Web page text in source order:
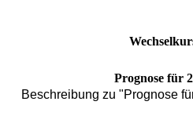
Prognose für
Beschreibung zu "Prognose